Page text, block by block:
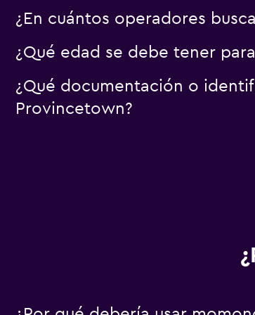
¿En cuántos operadores
¿Qué edad se debe tener
¿Qué documentación o
Provincetown?